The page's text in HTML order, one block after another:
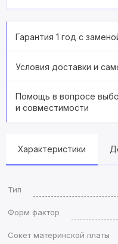
Гарантия 1 год с
Условия доставки и
Помощь в вопросе
и совместимости
Характеристики
Тип
Форм фактор
Сокет материнской платы